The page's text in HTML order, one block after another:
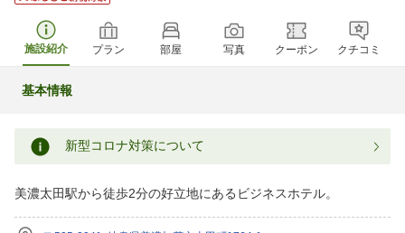
施設紹介 プラン 部屋 写真 クーポン クチコミ
基本情報
新型コロナ対策について
美濃太田駅から徒歩2分の好立地にあるビジネスホテル。